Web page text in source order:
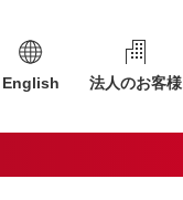
English 法人のお客様